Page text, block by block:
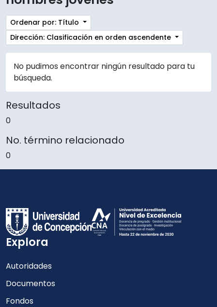
Ordenar por: Título
Dirección: Clasificación en orden ascendente
No pudimos encontrar ningún resultado para tu
búsqueda.
Resultados
0
No. término relacionado
0
Explora
Autoridades
Documentos
Fondos